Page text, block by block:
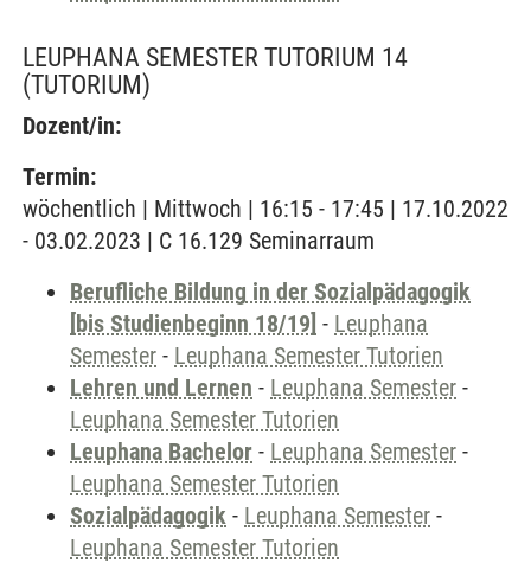
LEUPHANA SEMESTER TUTORIUM 14
(TUTORIUM)
Dozent/in:
Termin:
wöchentlich | Mittwoch | 16:15 - 17:45 | 17.10.2022
- 03.02.2023 | C 16.129 Seminarraum
Berufliche Bildung in der Sozialpädagogik
[bis Studienbeginn 18/19] - Leuphana
Semester - Leuphana Semester Tutorien
Lehren und Lernen - Leuphana Semester -
Leuphana Semester Tutorien
Leuphana Bachelor - Leuphana Semester -
Leuphana Semester Tutorien
Sozialpädagogik - Leuphana Semester -
Leuphana Semester Tutorien